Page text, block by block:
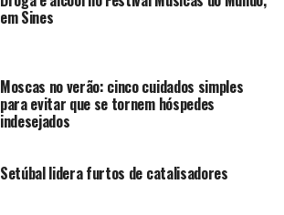
em Sines
Moscas no verão: cinco cuidados simples
para evitar que se tornem hóspedes
indesejados
Setúbal lidera furtos de catalisadores